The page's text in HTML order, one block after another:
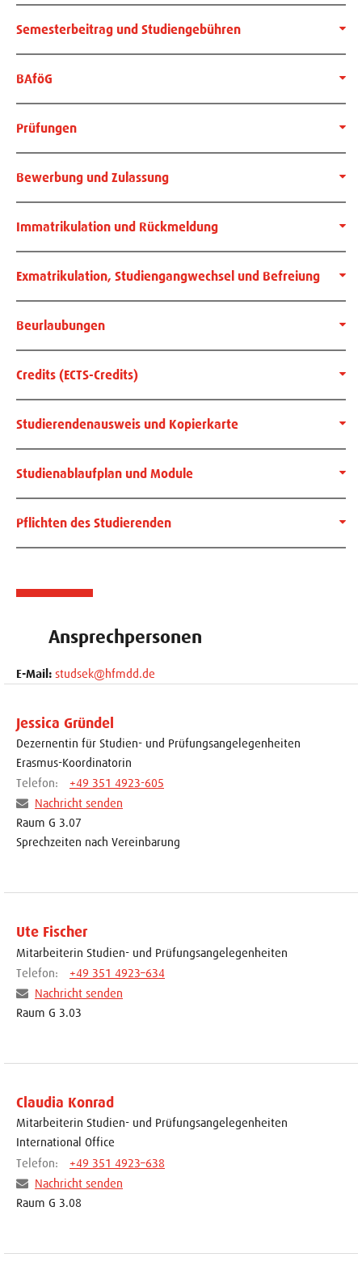
Semesterbeitrag und Studiengebühren
BAföG
Prüfungen
Bewerbung und Zulassung
Immatrikulation und Rückmeldung
Exmatrikulation, Studiengangwechsel und Befreiung
Beurlaubungen
Credits (ECTS-Credits)
Studierendenausweis und Kopierkarte
Studienablaufplan und Module
Pflichten des Studierenden
Ansprechpersonen
E-Mail: studsek@hfmdd.de
Jessica Gründel
Dezernentin für Studien- und Prüfungsangelegenheiten
Erasmus-Koordinatorin
Telefon:
+49 351 4923-605
Nachricht senden
Raum G 3.07
Sprechzeiten nach Vereinbarung
Ute Fischer
Mitarbeiterin Studien- und Prüfungsangelegenheiten
Telefon:
+49 351 4923–634
Nachricht senden
Raum G 3.03
Claudia Konrad
Mitarbeiterin Studien- und Prüfungsangelegenheiten
International Office
Telefon:
+49 351 4923–638
Nachricht senden
Raum G 3.08